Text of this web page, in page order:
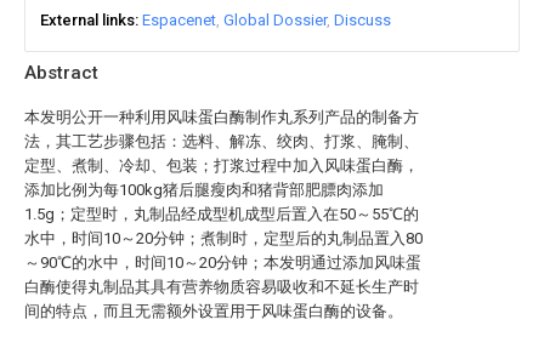
Abstract
本发明公开一种利用风味蛋白酶制作丸系列产品的制备方
法，其工艺步骤包括：选料、解冻、绞肉、打浆、腌制、
定型、煮制、冷却、包装；打浆过程中加入风味蛋白酶，
添加比例为每100kg猪后腿瘦肉和猪背部肥膘肉添加
1.5g；定型时，丸制品经成型机成型后置入在50～55℃的
水中，时间10～20分钟；煮制时，定型后的丸制品置入80
～90℃的水中，时间10～20分钟；本发明通过添加风味蛋
白酶使得丸制品其具有营养物质容易吸收和不延长生产时
间的特点，而且无需额外设置用于风味蛋白酶的设备。
External links Espacenet Global Dossier Discuss